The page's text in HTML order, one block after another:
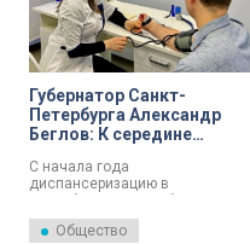
подчеркнули, здоровье —
основа успешной карьеры и
творчества.
Губернатор Санкт-
Петербурга Александр
Беглов: К середине
диспансеризации уже
выполнен почти на 60%
С начала года
диспансеризацию в
Петербурге прошли больше
1,88 млн человек, что
составляет 59% от плана. В
Общество